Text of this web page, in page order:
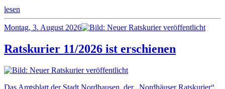
lesen
Montag, 3. August 2026
Ratskurier 11/2026 ist erschienen
Das Amtsblatt der Stadt Nordhausen, der „Nordhäuser Ratskurier“,